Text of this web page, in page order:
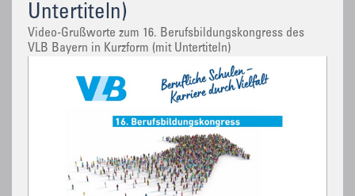
Untertiteln)
Video-Grußworte zum 16. Berufsbildungskongress des
VLB Bayern in Kurzform (mit Untertiteln)